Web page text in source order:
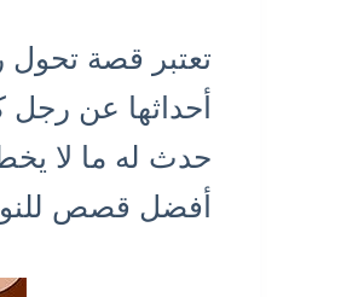
تعتبر قصة تحول
أحداثها عن رجل
حدث له ما لا
أفضل قصص